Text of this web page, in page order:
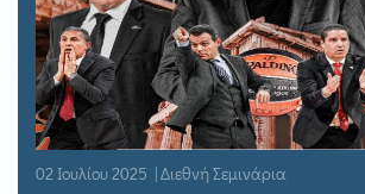
02 Ιουλίου 2025 | Διεθνή Σεμινάρια